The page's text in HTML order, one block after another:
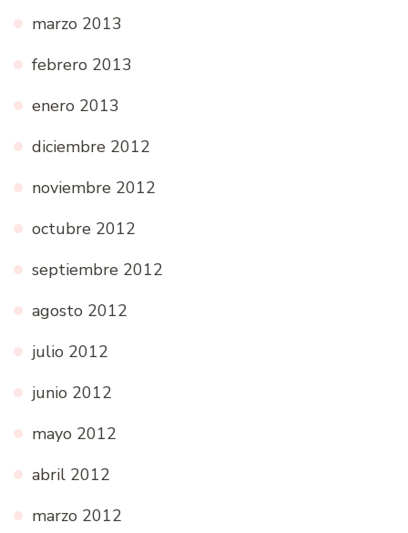
marzo 2013
febrero 2013
enero 2013
diciembre 2012
noviembre 2012
octubre 2012
septiembre 2012
agosto 2012
julio 2012
junio 2012
mayo 2012
abril 2012
marzo 2012